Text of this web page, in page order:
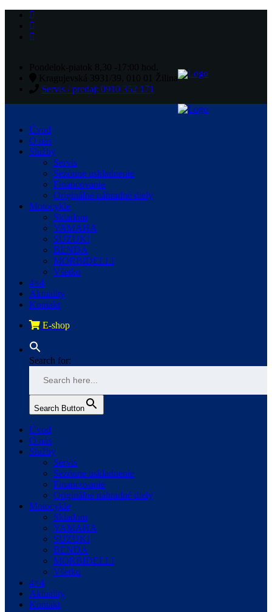
Servis / predaj: 0910 352 171
Úvod
O nás
Služby
Servis
Sezónne uskladnenie
Financovanie
Originálne náhradné diely
Motocykle
Skladom
YAMAHA
SUZUKI
BENDA
MORBIDELLI
Všetko
4×4
Aktuality
Kontakt
E-shop
Search for:
Search Button
Úvod
O nás
Služby
Servis
Sezónne uskladnenie
Financovanie
Originálne náhradné diely
Motocykle
Skladom
YAMAHA
SUZUKI
BENDA
MORBIDELLI
Všetko
4×4
Aktuality
Kontakt